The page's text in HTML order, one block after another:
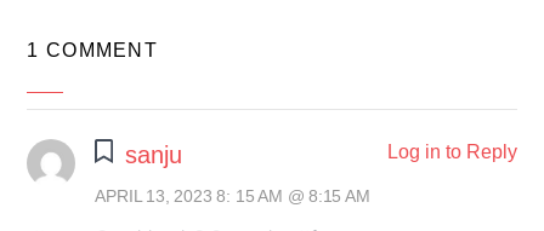
1 COMMENT
sanju
APRIL 13, 2023 8: 15 AM @ 8:15 AM
Log in to Reply